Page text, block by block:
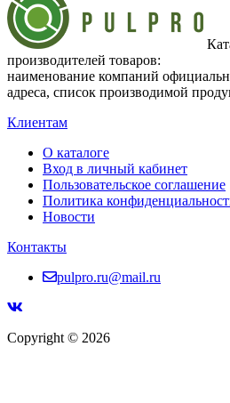
производителей товаров:
наименование компаний
адреса, список производимой
Клиентам
О каталоге
Вход в личный кабинет
Пользовательское соглашение
Политика
Новости
Контакты
pulpro.ru@mail.ru
Copyright © 2026